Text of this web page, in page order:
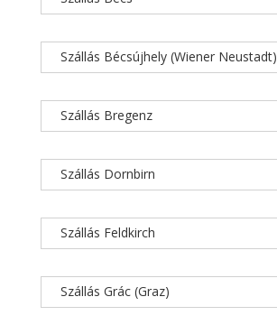
Szállás Bécsújhely (Wiener Neustadt)
Szállás Bregenz
Szállás Dornbirn
Szállás Feldkirch
Szállás Grác (Graz)